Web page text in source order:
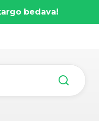
bedava!